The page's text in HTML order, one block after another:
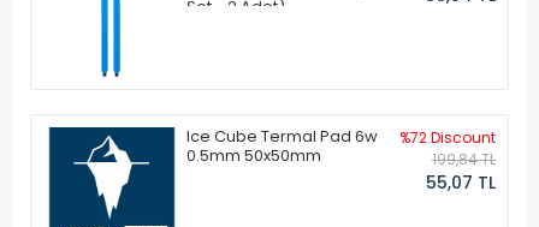
Set - 2 Adet)
Ice Cube Termal Pad 6w
0.5mm 50x50mm
%72 Discount
199,84 TL
55,07 TL